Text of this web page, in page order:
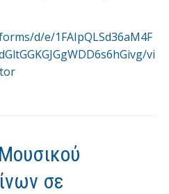
d/e/1FAIpQLSd36aM4F
vi
σε